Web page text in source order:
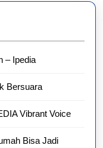
– Ipedia
Bersuara
Vibrant Voice
Bisa Jadi